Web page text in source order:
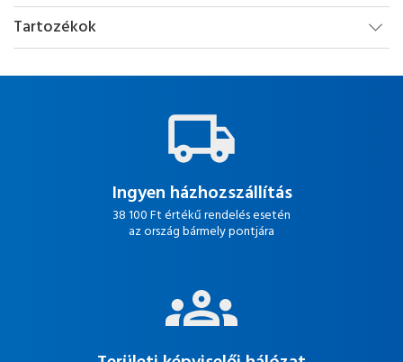
Tartozékok
Ingyen házhozszállítás
38 100 Ft értékű rendelés esetén
az ország bármely pontjára